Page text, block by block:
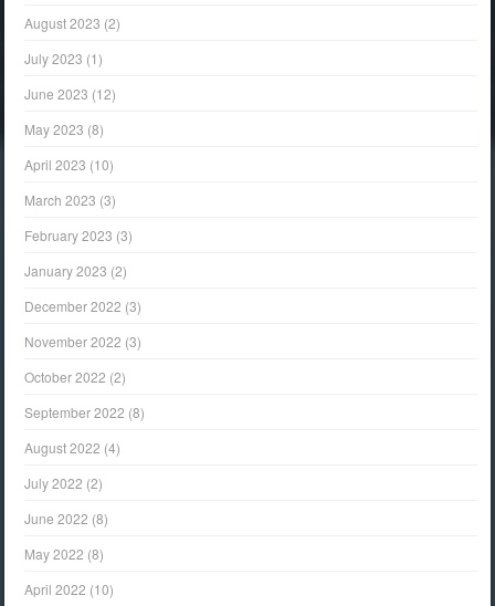
August 2023 (2)
July 2023 (1)
June 2023 (12)
May 2023 (8)
April 2023 (10)
March 2023 (3)
February 2023 (3)
January 2023 (2)
December 2022 (3)
November 2022 (3)
October 2022 (2)
September 2022 (8)
August 2022 (4)
July 2022 (2)
June 2022 (8)
May 2022 (8)
April 2022 (10)